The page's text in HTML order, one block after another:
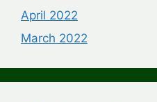
April 2022
March 2022